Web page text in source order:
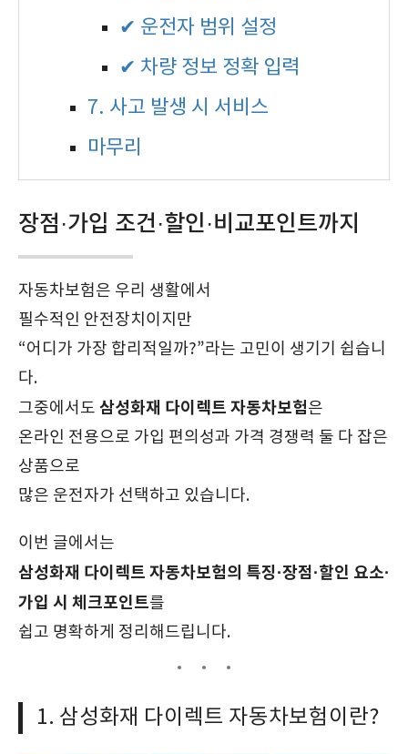
✔ 운전자 범위 설정
✔ 차량 정보 정확 입력
7. 사고 발생 시 서비스
마무리
장점·가입 조건·할인·비교포인트까지
자동차보험은 우리 생활에서
필수적인 안전장치이지만
“어디가 가장 합리적일까?”라는 고민이 생기기 쉽습니
다.
그중에서도 삼성화재 다이렉트 자동차보험은
온라인 전용으로 가입 편의성과 가격 경쟁력 둘 다 잡은
상품으로
많은 운전자가 선택하고 있습니다.
이번 글에서는
삼성화재 다이렉트 자동차보험의 특징·장점·할인 요소·
가입 시 체크포인트를
쉽고 명확하게 정리해드립니다.
1. 삼성화재 다이렉트 자동차보험이란?